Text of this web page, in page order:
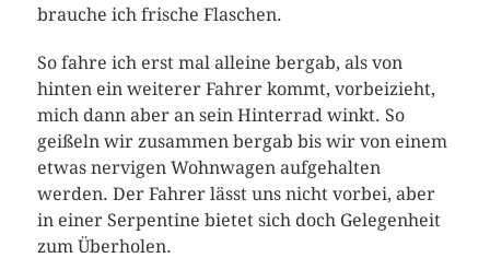
brauche ich frische Flaschen.
So fahre ich erst mal alleine bergab, als von
hinten ein weiterer Fahrer kommt, vorbeizieht,
mich dann aber an sein Hinterrad winkt. So
geißeln wir zusammen bergab bis wir von einem
etwas nervigen Wohnwagen aufgehalten
werden. Der Fahrer lässt uns nicht vorbei, aber
in einer Serpentine bietet sich doch Gelegenheit
zum Überholen.